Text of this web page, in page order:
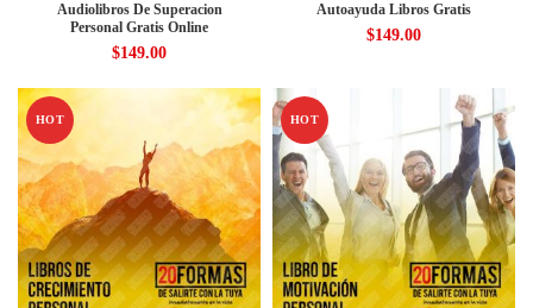
Audiolibros De Superacion
Personal Gratis Online
$149.00
Autoayuda Libros Gratis
$149.00
HOT HOT